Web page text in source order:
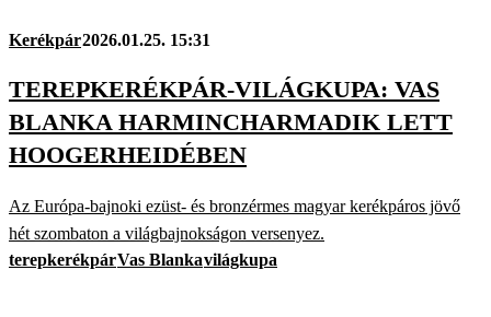
Kerékpár2026.01.25. 15:31
TEREPKERÉKPÁR-VILÁGKUPA: VAS
BLANKA HARMINCHARMADIK LETT
HOOGERHEIDÉBEN
Az Európa-bajnoki ezüst- és bronzérmes magyar kerékpáros jövő
hét szombaton a világbajnokságon versenyez.
terepkerékpárVas Blankavilágkupa